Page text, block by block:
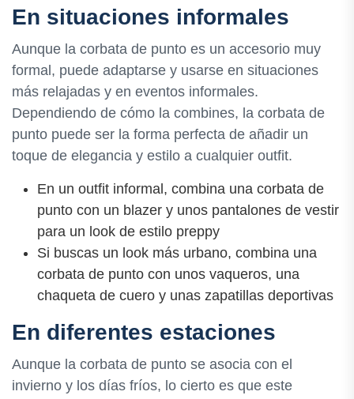
En situaciones informales
Aunque la corbata de punto es un accesorio muy
formal, puede adaptarse y usarse en situaciones
más relajadas y en eventos informales.
Dependiendo de cómo la combines, la corbata de
punto puede ser la forma perfecta de añadir un
toque de elegancia y estilo a cualquier outfit.
En un outfit informal, combina una corbata de
punto con un blazer y unos pantalones de vestir
para un look de estilo preppy
Si buscas un look más urbano, combina una
corbata de punto con unos vaqueros, una
chaqueta de cuero y unas zapatillas deportivas
En diferentes estaciones
Aunque la corbata de punto se asocia con el
invierno y los días fríos, lo cierto es que este